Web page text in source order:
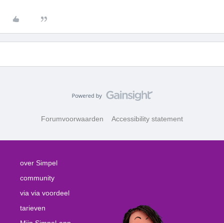
Forumvoorwaarden Accessibility statement
over Simpel
community
via via voordeel
tarieven